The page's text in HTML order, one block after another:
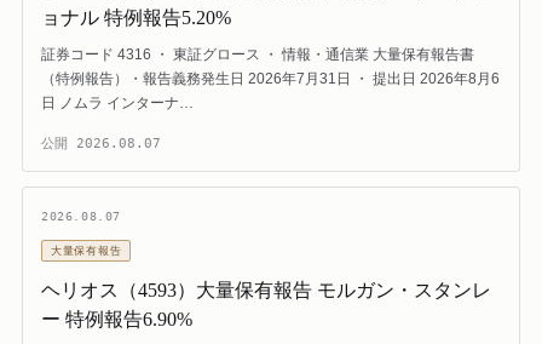
ョナル 特例報告5.20%
証券コード 4316 ・ 東証グロース ・ 情報・通信業 大量保有報告書
（特例報告）・報告義務発生日 2026年7月31日 ・ 提出日 2026年8月6
日 ノムラ インターナ…
公開 2026.08.07
2026.08.07
大量保有報告
ヘリオス（4593）大量保有報告 モルガン・スタンレ
ー 特例報告6.90%